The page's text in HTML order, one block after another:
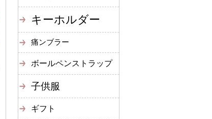
キーホルダー
痛ンブラー
ボールペンストラップ
子供服
ギフト